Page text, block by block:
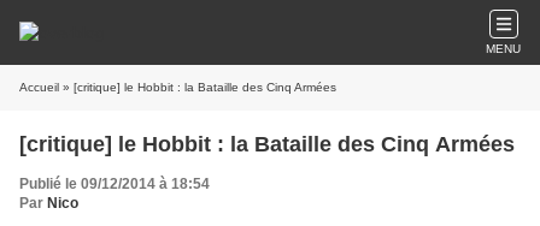
MENU
Accueil » [critique] le Hobbit : la Bataille des Cinq Armées
[critique] le Hobbit : la Bataille des Cinq Armées
Publié le 09/12/2014 à 18:54
Par Nico